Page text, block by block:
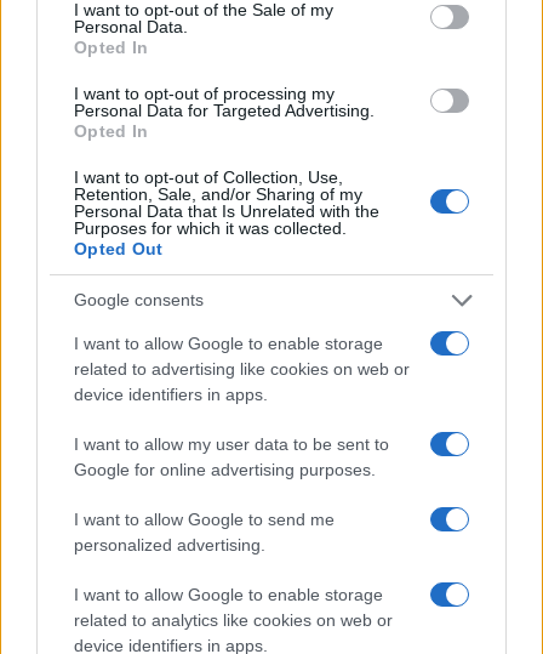
I want to opt-out of the Sale of my
Personal Data.
Opted In
I want to opt-out of processing my
Personal Data for Targeted Advertising.
Opted In
I want to opt-out of Collection, Use,
Retention, Sale, and/or Sharing of my
Personal Data that Is Unrelated with the
Purposes for which it was collected.
Opted Out
Google consents
I want to allow Google to enable storage
related to advertising like cookies on web or
device identifiers in apps.
I want to allow my user data to be sent to
Google for online advertising purposes.
I want to allow Google to send me
personalized advertising.
I want to allow Google to enable storage
related to analytics like cookies on web or
device identifiers in apps.
Beatrice Beretta
Beatrice Beretta, basata a Bologna, annotò
portico di San Luca: da allora coordina
rubriche sui viaggi urbani. In redazione
porta con sé una mappa tascabile dei vicoli
bolognesi come talismano professionale.